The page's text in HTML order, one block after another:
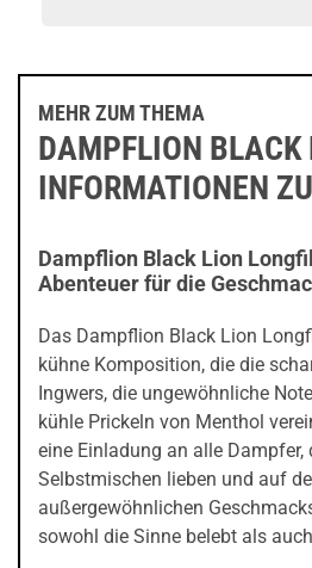
MEHR ZUM THEMA
DAMPFLION
INFORMATIONEN
Dampflion Black Lion
Abenteuer für die
Das Dampflion Black Lion
kühne Komposition, die die
Ingwers, die ungewöhnliche
kühle Prickeln von Menthol
eine Einladung an alle Dampfer,
Selbstmischen lieben und auf
außergewöhnlichen
sowohl die Sinne belebt als